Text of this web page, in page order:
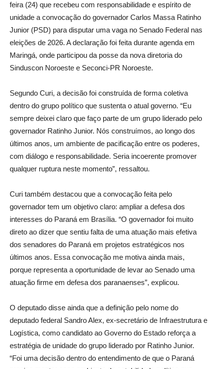
feira (24) que recebeu com responsabilidade e espírito de
unidade a convocação do governador Carlos Massa Ratinho
Junior (PSD) para disputar uma vaga no Senado Federal nas
eleições de 2026. A declaração foi feita durante agenda em
Maringá, onde participou da posse da nova diretoria do
Sinduscon Noroeste e Seconci-PR Noroeste.
Segundo Curi, a decisão foi construída de forma coletiva
dentro do grupo político que sustenta o atual governo. “Eu
sempre deixei claro que faço parte de um grupo liderado pelo
governador Ratinho Junior. Nós construímos, ao longo dos
últimos anos, um ambiente de pacificação entre os poderes,
com diálogo e responsabilidade. Seria incoerente promover
qualquer ruptura neste momento”, ressaltou.
Curi também destacou que a convocação feita pelo
governador tem um objetivo claro: ampliar a defesa dos
interesses do Paraná em Brasília. “O governador foi muito
direto ao dizer que sentiu falta de uma atuação mais efetiva
dos senadores do Paraná em projetos estratégicos nos
últimos anos. Essa convocação me motiva ainda mais,
porque representa a oportunidade de levar ao Senado uma
atuação firme em defesa dos paranaenses”, explicou.
O deputado disse ainda que a definição pelo nome do
deputado federal Sandro Alex, ex-secretário de Infraestrutura e
Logística, como candidato ao Governo do Estado reforça a
estratégia de unidade do grupo liderado por Ratinho Junior.
“Foi uma decisão dentro do entendimento de que o Paraná